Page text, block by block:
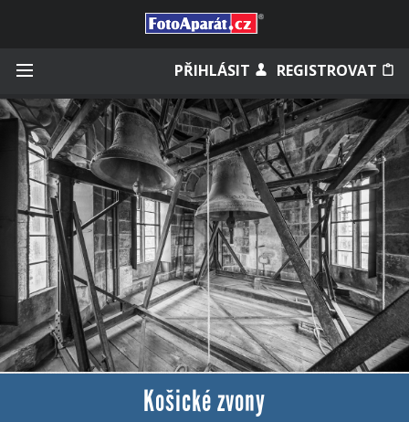
PŘIHLÁSIT REGISTROVAT
Zapamatovat
Zapomněli jste heslo?
Měli jste účet na starém webu?
Košické zvony